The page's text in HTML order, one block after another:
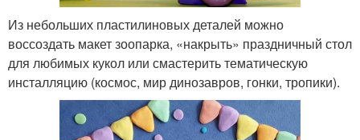
Из небольших пластилиновых деталей можно
воссоздать макет зоопарка, «накрыть» праздничный стол
для любимых кукол или смастерить тематическую
инсталляцию (космос, мир динозавров, гонки, тропики).